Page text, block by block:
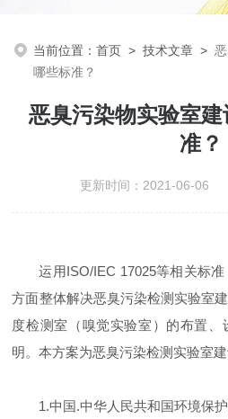
当前位置：首页 >技术文章 >
哪些标准？
恶臭污染物实验室
准？
更新时间：2021-06-06
运用ISO/IEC 17025等相关标
方面整体解决恶臭污染检测实验室
度检测室（嗅觉实验室）的布置
明。本方案为恶臭污染检测实验室
1.中国.中华人民共和国环境保